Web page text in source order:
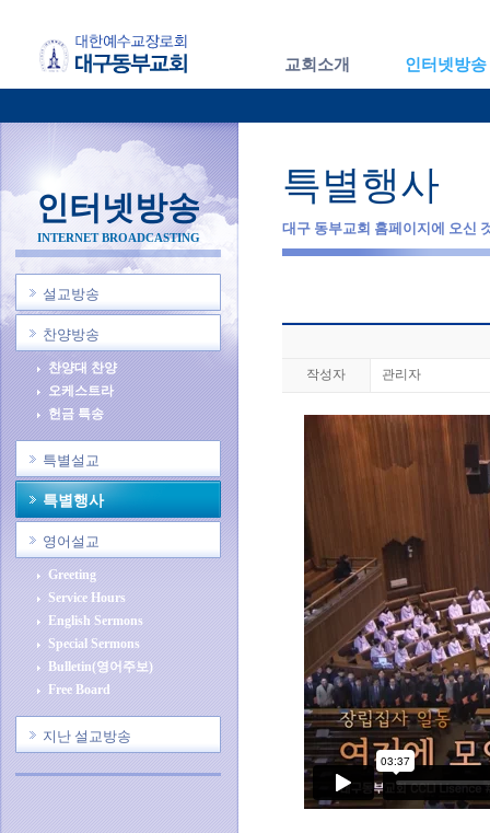
교회소개 인터넷방송
인터넷방송
INTERNET BROADCASTING
설교방송
찬양방송
찬양대 찬양
오케스트라
헌금 특송
특별설교
특별행사
영어설교
Greeting
Service Hours
English Sermons
Special Sermons
Bulletin(영어주보)
Free Board
지난 설교방송
특별행사
대구 동부교회 홈페이지에 오신
작성자 관리자